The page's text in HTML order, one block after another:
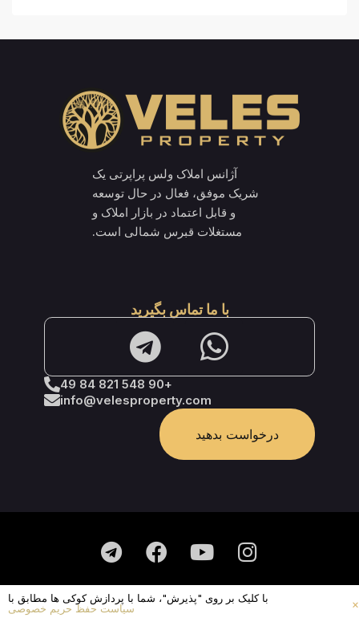
آژانس املاک ولس پراپرتی یک
شریک موفق، فعال در حال توسعه
و قابل اعتماد در بازار املاک و
مستغلات قبرس شمالی است.
با ما تماس بگیرید
+90 548 821 84 49
info@velesproperty.com
درخواست بدهید
سیاست حفظ حریم خصوصی
این یک پیشنهاد عمومی نیست.
با کلیک بر روی "پذیرش"، شما با پردازش کوکی ها مطابق با
سیاست حفظ حریم خصوصی